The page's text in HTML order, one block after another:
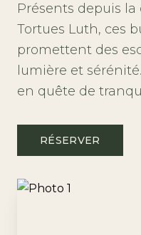
Présents depuis
Tortues Luth, ces
promettent des
lumière et
en quête de
RÉSERVER